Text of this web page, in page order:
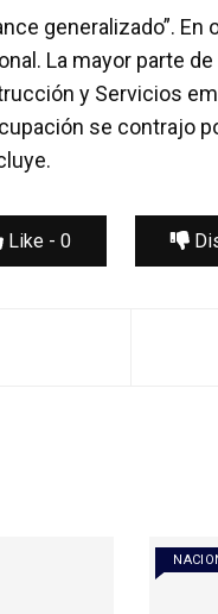
generalizado”.
La mayor parte
y Servicios
se contrajo
Like - 0